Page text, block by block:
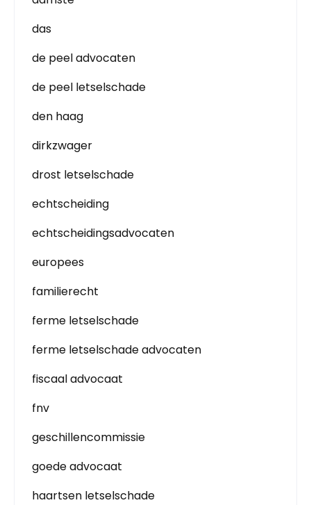
das
de peel advocaten
de peel letselschade
den haag
dirkzwager
drost letselschade
echtscheiding
echtscheidingsadvocaten
europees
familierecht
ferme letselschade
ferme letselschade advocaten
fiscaal advocaat
fnv
geschillencommissie
goede advocaat
haartsen letselschade